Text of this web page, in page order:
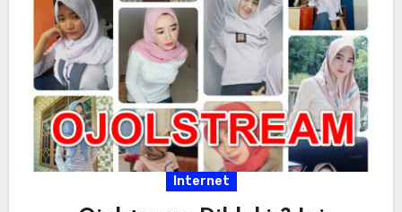
Internet